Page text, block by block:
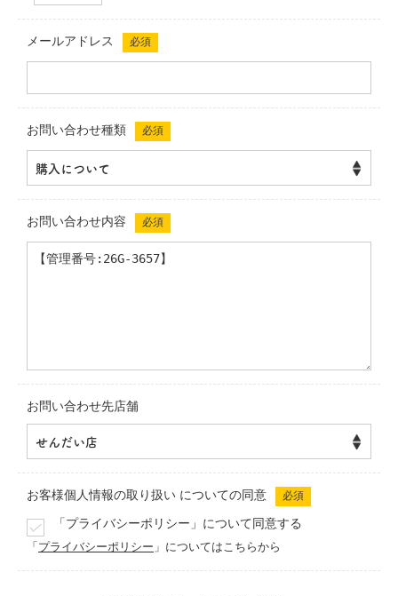
メールアドレス 必須
お問い合わせ種類 必須
お問い合わせ内容 必須
お問い合わせ先店舗
お客様個人情報の取り扱い についての同意 必須
「プライバシーポリシー」について同意する
「 プライバシーポリシー 」についてはこちらから